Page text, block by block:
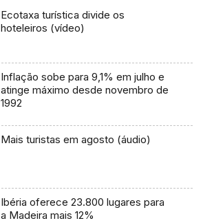
Ecotaxa turística divide os
hoteleiros (vídeo)
Inflação sobe para 9,1% em julho e
atinge máximo desde novembro de
1992
Mais turistas em agosto (áudio)
Ibéria oferece 23.800 lugares para
a Madeira mais 12%